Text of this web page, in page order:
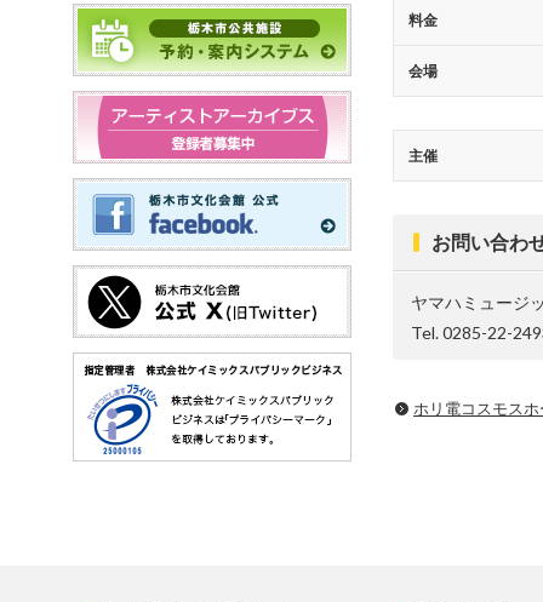
料金
会場
主催
お問い合わ
ヤマハミュージ
Tel. 0285-22-
ホリ電コスモス